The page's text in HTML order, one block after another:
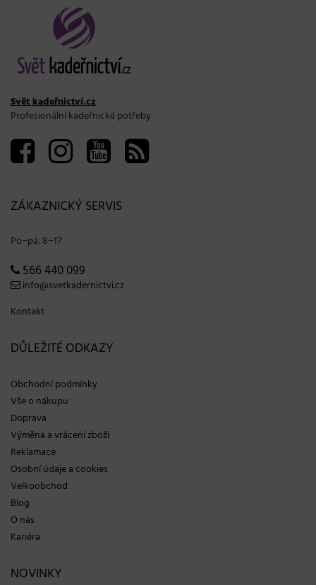
Svět kadeřnictví.cz
Profesionální kadeřnické potřeby
ZÁKAZNICKÝ SERVIS
Po−pá: 8−17
566 440 099
info@svetkadernictvi.cz
Kontakt
DŮLEŽITÉ ODKAZY
Obchodní podmínky
Vše o nákupu
Doprava
Výměna a vrácení zboží
Reklamace
Osobní údaje a cookies
Velkoobchod
Blog
O nás
Kariéra
NOVINKY